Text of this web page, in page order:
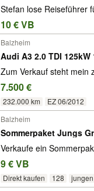
Stefan lose Reiseführer
10 € VB
Balzheim
Audi A3 2.0 TDI
Zum Verkauf steht mein
7.500 €
232.000 km
EZ 06/2012
Balzheim
Sommerpaket Jungs
Verkaufe ein
9 € VB
Direkt kaufen 128
jungen